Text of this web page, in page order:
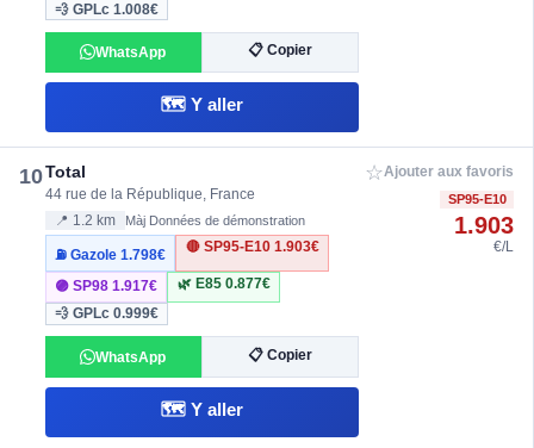
💨 GPLc1.008€
WhatsApp 📋 Copier
🗺️ Y aller
10Total
44 rue de la République, France
📍 1.2 km Màj Données de démonstration
⛽ Gazole1.798€
🔴 SP95-E10 1.903€
🟣 SP981.917€ 🌿 E85 0.877€
💨 GPLc0.999€
WhatsApp 📋 Copier
🗺️ Y aller
☆Ajouter aux favoris
SP95-E10
1.903
€/L